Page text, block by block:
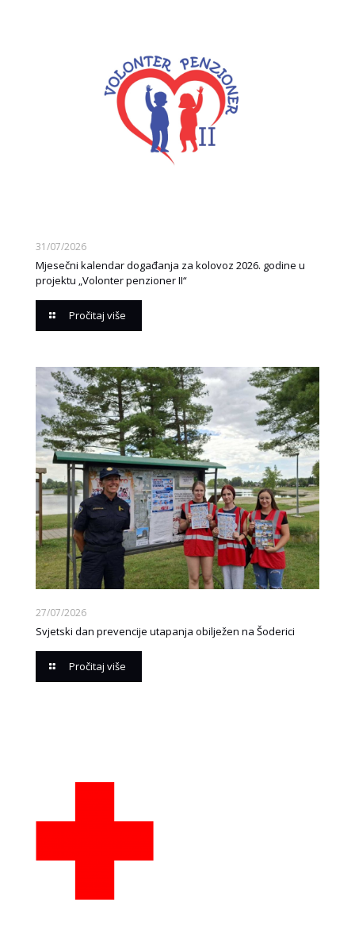
31/07/2026
Mjesečni kalendar događanja za kolovoz 2026. godine u
projektu „Volonter penzioner II“
Pročitaj više
27/07/2026
Svjetski dan prevencije utapanja obilježen na Šoderici
Pročitaj više